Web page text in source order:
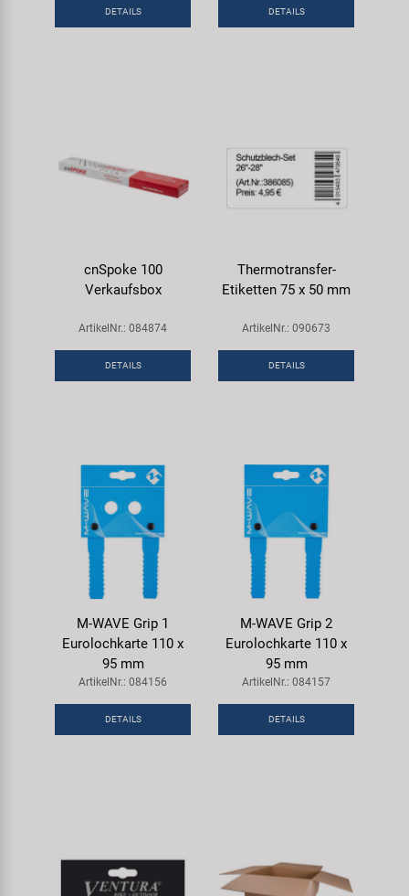
DETAILS DETAILS
cnSpoke 100
Verkaufsbox
ArtikelNr.: 084874
DETAILS
Thermotransfer-
Etiketten 75 x 50 mm
ArtikelNr.: 090673
DETAILS
M-WAVE Grip 1
Eurolochkarte 110 x
95 mm
ArtikelNr.: 084156
DETAILS
M-WAVE Grip 2
Eurolochkarte 110 x
95 mm
ArtikelNr.: 084157
DETAILS